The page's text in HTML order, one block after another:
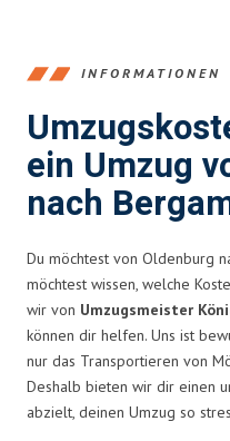
INFORMATIONEN
ein Umzug
nach
Du möchtest von Oldenburg
möchtest wissen, welche
wir von Umzugsmeister
können dir helfen. Uns ist
nur das Transportieren von
Deshalb bieten wir dir einen
abzielt, deinen Umzug so